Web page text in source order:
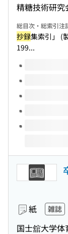
精糖技術研究
総目次・総索引注
抄録集索引」 (
199...
このタイトルの巻号
紙 雑誌
国士舘大学